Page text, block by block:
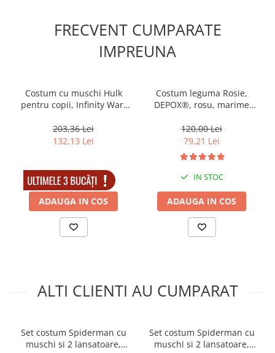
Orga electronicaFRECVENT CUMPARATE
IMPREUNA
Costum cu muschi Hulk
pentru copii, Infinity War,
3-5 ani
203,36 Lei
132,13 Lei
IN STOC
ADAUGA IN COS
Costum leguma Rosie,
DEPOX®, rosu, marime
120,00 Lei
79,21 Lei
IN STOC
ADAUGA IN COS
ALTI CLIENTI AU CUMPARAT
Set costum Spiderman cu
muschi si 2 lansatoare,
Set costum Spiderman cu
muschi si 2 lansatoare,